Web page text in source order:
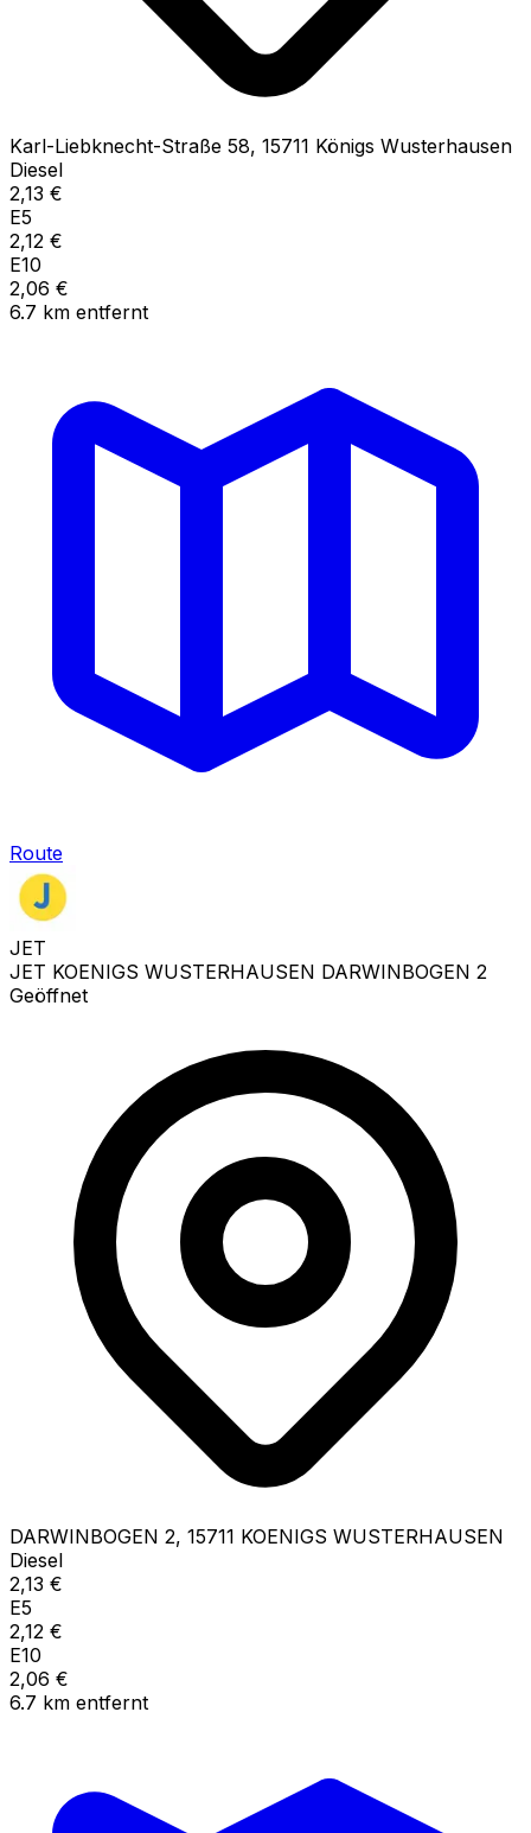
Karl-Liebknecht-Straße 58, 15711 Königs Wusterhausen
Diesel
2,13 €
E5
2,12 €
E10
2,06 €
6.7 km entfernt
Route
JET
JET KOENIGS WUSTERHAUSEN DARWINBOGEN 2
Geöffnet
DARWINBOGEN 2, 15711 KOENIGS WUSTERHAUSEN
Diesel
2,13 €
E5
2,12 €
E10
2,06 €
6.7 km entfernt